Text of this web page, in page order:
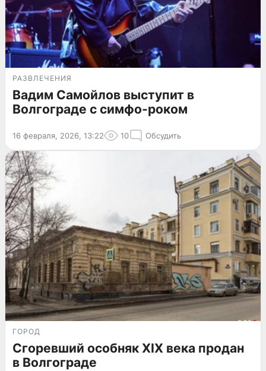
РАЗВЛЕЧЕНИЯ
Вадим Самойлов выступит в
Волгограде с симфо-роком
16 февраля, 2026, 13:22 10 Обсудить
ГОРОД
Сгоревший особняк XIX века продан
в Волгограде